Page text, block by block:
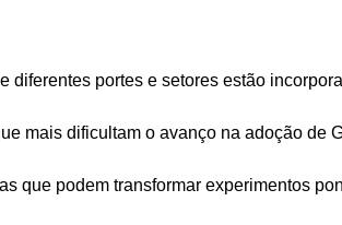
diferentes portes e setores estão
mais dificultam o avanço na adoção de
que podem transformar experimentos